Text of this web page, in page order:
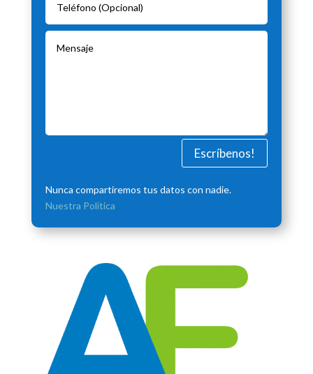
Escríbenos!
Nunca compartiremos tus datos con nadie.
Nuestra Política